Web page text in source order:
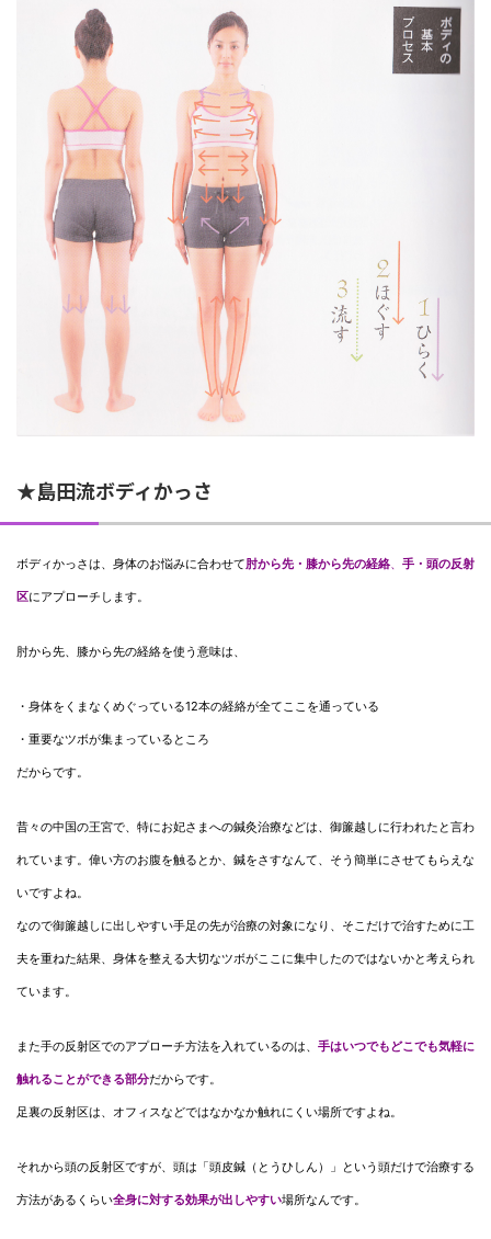
★島田流ボディかっさ
ボディかっさは、身体のお悩みに合わせて肘から先・膝から先の経絡、 手・頭の反射
区にアプローチします。
肘から先、膝から先の経絡を使う意味は、
・身体をくまなくめぐっている12本の経絡が全てここを通っている
・重要なツボが集まっているところ
だからです。
昔々の中国の王宮で、特にお妃さまへの鍼灸治療などは、御簾越しに行われたと言わ
れています。偉い方のお腹を触るとか、鍼をさすなんて、そう簡単にさせてもらえな
いですよね。
なので御簾越しに出しやすい手足の先が治療の対象になり、そこだけで治すために工
夫を重ねた結果、身体を整える大切なツボがここに集中したのではないかと考えられ
ています。
また手の反射区でのアプローチ方法を入れているのは、 手はいつでもどこでも気軽に
触れることができる部分だからです。
足裏の反射区は、オフィスなどではなかなか触れにくい場所ですよね。
それから頭の反射区ですが、頭は「頭皮鍼（とうひしん）」という頭だけで治療する
方法があるくらい全身に対する効果が出しやすい場所なんです。